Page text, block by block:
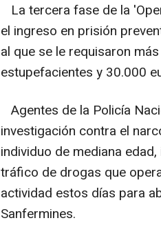
La tercera fase de la
el ingreso en prisión
al que se le requisaron
estupefacientes y 30.000
Agentes de la Policía
investigación contra el
individuo de mediana
tráfico de drogas que
actividad estos días para
Sanfermines.